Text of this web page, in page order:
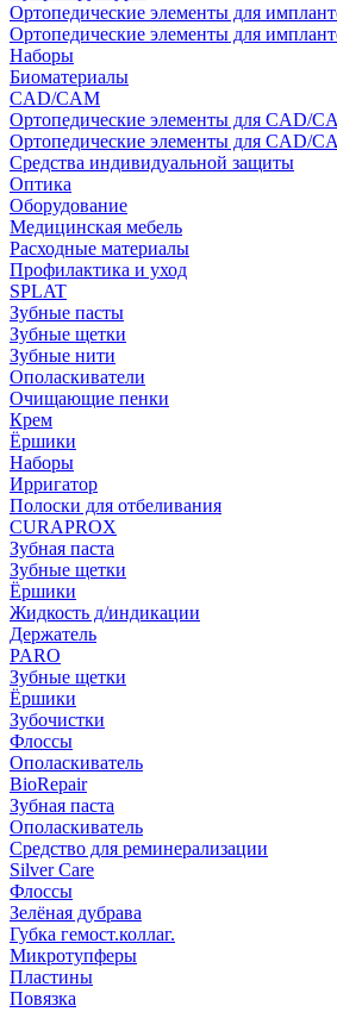
Ортопедические элементы для
Ортопедические элементы для
Наборы
Биоматериалы
CAD/CAM
Ортопедические элементы для CAD/
Ортопедические элементы для CAD/
Средства индивидуальной защиты
Оптика
Оборудование
Медицинская мебель
Расходные материалы
Профилактика и уход
SPLAT
Зубные пасты
Зубные щетки
Зубные нити
Ополаскиватели
Очищающие пенки
Крем
Ёршики
Наборы
Ирригатор
Полоски для отбеливания
CURAPROX
Зубная паста
Зубные щетки
Ёршики
Жидкость д/индикации
Держатель
PARO
Зубные щетки
Ёршики
Зубочистки
Флоссы
Ополаскиватель
BioRepair
Зубная паста
Ополаскиватель
Средство для реминерализации
Silver Care
Флоссы
Зелёная дубрава
Губка гемост.коллаг.
Микротупферы
Пластины
Повязка